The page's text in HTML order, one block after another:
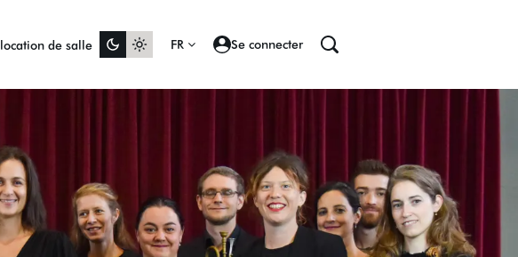
location de salle FR Se connecter